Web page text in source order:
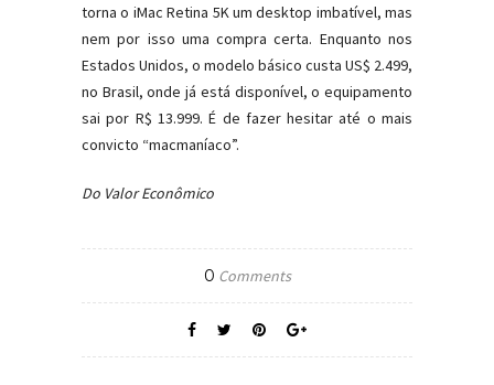
torna o iMac Retina 5K um desktop imbatível, mas
nem por isso uma compra certa. Enquanto nos
Estados Unidos, o modelo básico custa US$ 2.499,
no Brasil, onde já está disponível, o equipamento
sai por R$ 13.999. É de fazer hesitar até o mais
convicto “macmaníaco”.
Do Valor Econômico
0 Comments